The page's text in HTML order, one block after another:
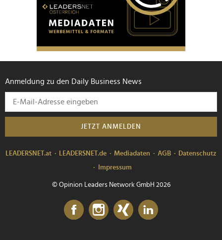
Anmeldung zu den Daily Business News
JETZT ANMELDEN
LEADERSNET.at LEADERSNET.de Mediadaten AGB
Datenschutz
Impressum
© Opinion Leaders Network GmbH 2026